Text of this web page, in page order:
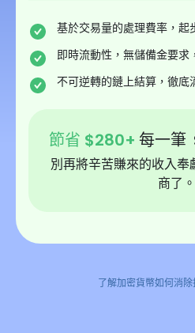
基於交易量的處理費率，起
即時流動性，無儲備金要求
不可逆轉的鏈上結算，徹底
節省 $280+ 每一筆
別再將辛苦賺來的收入
商了。
了解加密貨幣如何消除